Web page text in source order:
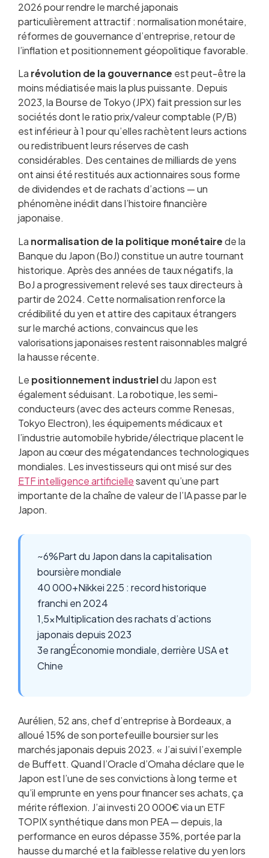
2026 pour rendre le marché japonais
particulièrement attractif : normalisation monétaire,
réformes de gouvernance d’entreprise, retour de
l’inflation et positionnement géopolitique favorable.
La révolution de la gouvernance est peut-être la
moins médiatisée mais la plus puissante. Depuis
2023, la Bourse de Tokyo (JPX) fait pression sur les
sociétés dont le ratio prix/valeur comptable (P/B)
est inférieur à 1 pour qu’elles rachètent leurs actions
ou redistribuent leurs réserves de cash
considérables. Des centaines de milliards de yens
ont ainsi été restitués aux actionnaires sous forme
de dividendes et de rachats d’actions — un
phénomène inédit dans l’histoire financière
japonaise.
La normalisation de la politique monétairede la
Banque du Japon (BoJ) constitue un autre tournant
historique. Après des années de taux négatifs, la
BoJ a progressivement relevé ses taux directeurs à
partir de 2024. Cette normalisation renforce la
crédibilité du yen et attire des capitaux étrangers
sur le marché actions, convaincus que les
valorisations japonaises restent raisonnables malgré
la hausse récente.
Le positionnement industrieldu Japon est
également séduisant. La robotique, les semi-
conducteurs (avec des acteurs comme Renesas,
Tokyo Electron), les équipements médicaux et
l’industrie automobile hybride/électrique placent le
Japon au cœur des mégatendances technologiques
mondiales. Les investisseurs qui ont misé sur des
ETF intelligence artificiellesavent qu’une part
importante de la chaîne de valeur de l’IA passe par le
Japon.
~6%Part du Japon dans la capitalisation
boursière mondiale
40 000+Nikkei 225 : record historique
franchi en 2024
1,5xMultiplication des rachats d’actions
japonais depuis 2023
3e rangÉconomie mondiale, derrière USA et
Chine
Aurélien, 52 ans, chef d’entreprise à Bordeaux, a
alloué 15% de son portefeuille boursier sur les
marchés japonais depuis 2023. « J’ai suivi l’exemple
de Buffett. Quand l’Oracle d’Omaha déclare que le
Japon est l’une de ses convictions à long terme et
qu’il emprunte en yens pour financer ses achats, ça
mérite réflexion. J’ai investi 20 000€ via un ETF
TOPIX synthétique dans mon PEA — depuis, la
performance en euros dépasse 35%, portée par la
hausse du marché et la faiblesse relative du yen lors